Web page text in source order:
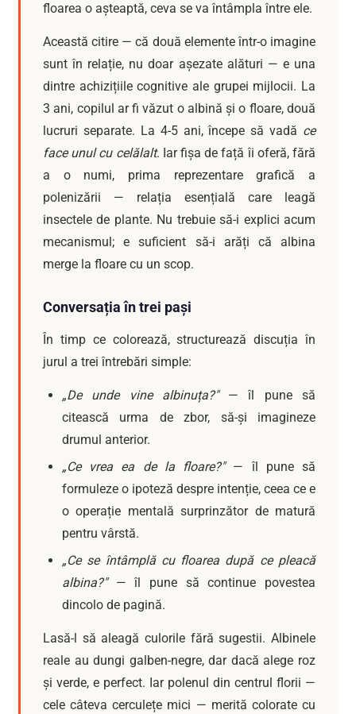
floarea o așteaptă, ceva se va întâmpla între ele.
Această citire — că două elemente într-o imagine
sunt în relație, nu doar așezate alături — e una
dintre achizițiile cognitive ale grupei mijlocii. La
3 ani, copilul ar fi văzut o albină și o floare, două
lucruri separate. La 4-5 ani, începe să vadă ce
face unul cu celălalt. Iar fișa de față îi oferă, fără
a o numi, prima reprezentare grafică a
polenizării — relația esențială care leagă
insectele de plante. Nu trebuie să-i explici acum
mecanismul; e suficient să-i arăți că albina
merge la floare cu un scop.
Conversația în trei pași
În timp ce colorează, structurează discuția în
jurul a trei întrebări simple:
„De unde vine albinuța?"— îl pune să
citească urma de zbor, să-și imagineze
drumul anterior.
„Ce vrea ea de la floare?"— îl pune să
formuleze o ipoteză despre intenție, ceea ce e
o operație mentală surprinzător de matură
pentru vârstă.
„Ce se întâmplă cu floarea după ce pleacă
albina?"— îl pune să continue povestea
dincolo de pagină.
Lasă-l să aleagă culorile fără sugestii. Albinele
reale au dungi galben-negre, dar dacă alege roz
și verde, e perfect. Iar polenul din centrul florii —
cele câteva cerculețe mici — merită colorate cu